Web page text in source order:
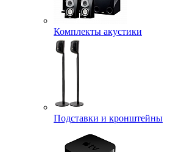
Комплекты акустики
Подставки и кронштейны